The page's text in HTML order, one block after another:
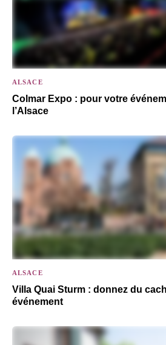
ALSACE
Colmar Expo : pour votre
l’Alsace
ALSACE
Villa Quai Sturm : donnez du
événement